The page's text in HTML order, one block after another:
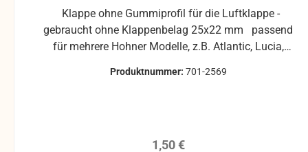
gebraucht ohne Klappenbelag 25x22 mm passend
für mehrere Hohner Modelle, z.B. Atlantic, Lucia,
um Rücksendungen zu vermeiden. Rücksendungen
Produktnummer: 701-2569
Regulärer Preis:
1,50 €